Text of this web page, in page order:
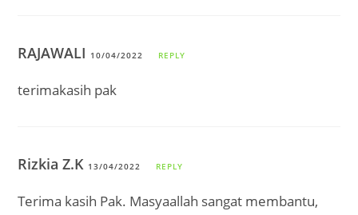
RAJAWALI 10/04/2022 REPLY
terimakasih pak
Rizkia Z.K 13/04/2022 REPLY
Terima kasih Pak. Masyaallah sangat membantu,